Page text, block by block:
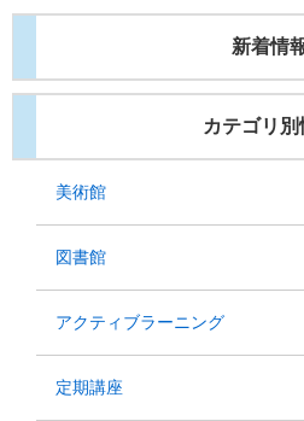
新着情
カテゴリ別
美術館
図書館
アクティブラーニング
定期講座